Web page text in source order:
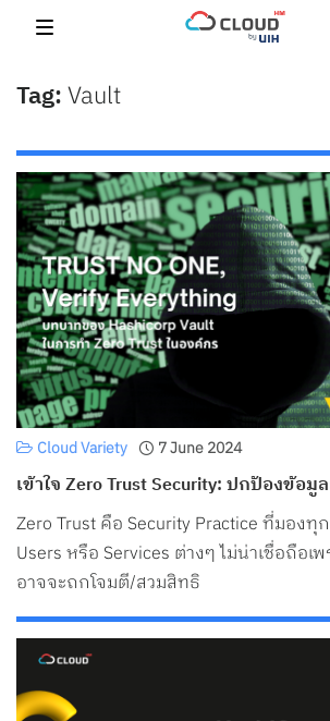
Search
for:
Vault
7 June 2024
Cloud Variety
เข้าใจ Zero Trust Security: ปกป้องข้อ
Zero Trust คือ Security Practice ที่มองทุ
Users หรือ Services ต่างๆ ไม่น่าเชื่อถือเ
อาจจะถูกโจมตี/สวมสิทธิ